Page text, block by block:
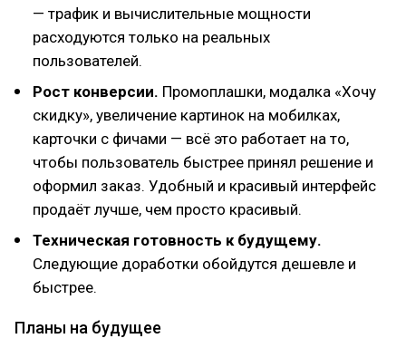
— трафик и вычислительные мощности
расходуются только на реальных
пользователей.
Рост конверсии. Промоплашки, модалка «Хочу
скидку», увеличение картинок на мобилках,
карточки с фичами — всё это работает на то,
чтобы пользователь быстрее принял решение и
оформил заказ. Удобный и красивый интерфейс
продаёт лучше, чем просто красивый.
Техническая готовность к будущему.
Следующие доработки обойдутся дешевле и
быстрее.
Планы на будущее